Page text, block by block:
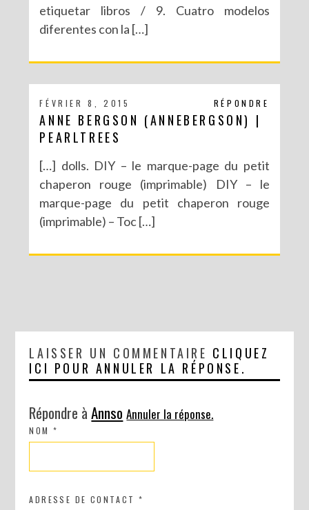
etiquetar libros / 9. Cuatro modelos
diferentes con la […]
RÉPONDRE
FÉVRIER 8, 2015
ANNE BERGSON (ANNEBERGSON) |
PEARLTREES
[…] dolls. DIY – le marque-page du petit
chaperon rouge (imprimable) DIY – le
marque-page du petit chaperon rouge
(imprimable) – Toc […]
LAISSER UN COMMENTAIRE CLIQUEZ
ICI POUR ANNULER LA RÉPONSE.
Répondre àAnnso Annuler la réponse.
NOM*
ADRESSE DE CONTACT*